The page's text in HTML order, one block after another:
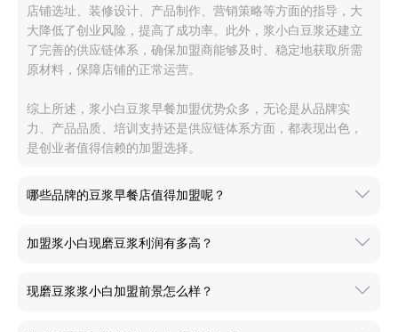
店铺选址、装修设计、产品制作、营销策略等方面的指导，大
大降低了创业风险，提高了成功率。此外，浆小白豆浆还建立
了完善的供应链体系，确保加盟商能够及时、稳定地获取所需
原材料，保障店铺的正常运营。
综上所述，浆小白豆浆早餐加盟优势众多，无论是从品牌实
力、产品品质、培训支持还是供应链体系方面，都表现出色，
是创业者值得信赖的加盟选择。
哪些品牌的豆浆早餐店值得加盟呢？
加盟浆小白现磨豆浆利润有多高？
现磨豆浆浆小白加盟前景怎么样？